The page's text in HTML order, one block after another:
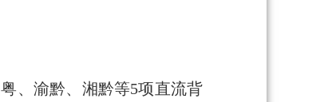
、渝黔、湘黔等5项直流背